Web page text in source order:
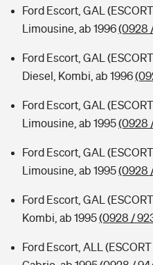
Ford Escort, GAL
Limousine, ab 1996(0928
Ford Escort, GAL
Diesel, Kombi, ab 1996
Ford Escort, GAL
Limousine, ab 1995(0928
Ford Escort, GAL
Limousine, ab 1995(0928
Ford Escort, GAL
Kombi, ab 1995(0928 /
Ford Escort, ALL